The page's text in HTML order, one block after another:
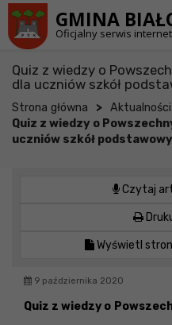
GMINA
Oficjalny serwis
Quiz z wiedzy o
dla uczniów szkół
Strona główna > Aktualności
Quiz z wiedzy o
uczniów szkół
Czytaj
Wyświetl
9 października 2020
Quiz z wiedzy o